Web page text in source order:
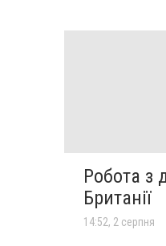
Робота з
Британії
14:52, 2 серпня